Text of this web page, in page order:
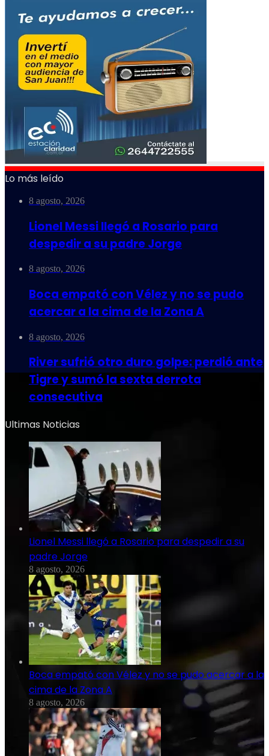
Lo más leído
8 agosto, 2026
Lionel Messi llegó a Rosario para
despedir a su padre Jorge
8 agosto, 2026
Boca empató con Vélez y no se pudo
acercar a la cima de la Zona A
8 agosto, 2026
River sufrió otro duro golpe: perdió ante
Tigre y sumó la sexta derrota
consecutiva
Ultimas Noticias
Lionel Messi llegó a Rosario para despedir a su
padre Jorge
8 agosto, 2026
Boca empató con Vélez y no se pudo acercar a la
cima de la Zona A
8 agosto, 2026